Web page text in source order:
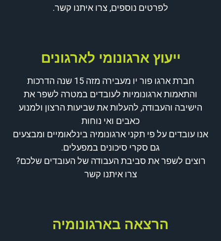
לפרטים נוספים, צרו איתנו קשר.
ייעוץ ארגונומי לארגונים
חברת ארגו פור יו מעבירה מזה 15 שנה הדרכות
והתאמות ארגונומיות לעובדים במטרה לשפר את
הישיבה והעבודה, להעלות את שביעות הרצון ולמנוע
כאבים ואי נוחות
אנו עובדים על פי תקני ארגונומיה בינלאומיים ומבצעים
גם סקרי סיכונים במפעלים.
רוצים לשפר את סביבת העבודה של העובדים שלכם?
צרו איתנו קשר
הרצאה בארגונומיה